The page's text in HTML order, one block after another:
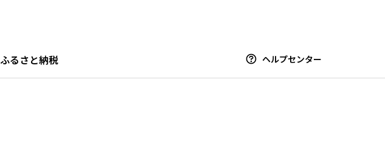
ふるさと納税 ヘルプセンター